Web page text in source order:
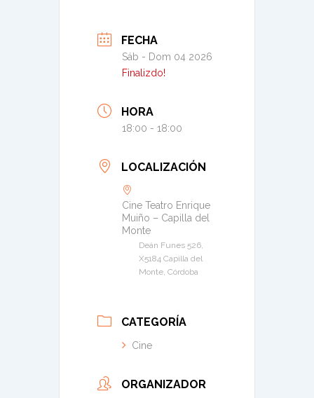
FECHA
Sáb - Dom 04 2026
Finalizdo!
HORA
18:00 - 18:00
LOCALIZACIÓN
Cine Teatro Enrique
Muiño – Capilla del
Monte
Deán Funes 526,
X5184 Capilla del
Monte, Córdoba
CATEGORÍA
Cine
ORGANIZADOR